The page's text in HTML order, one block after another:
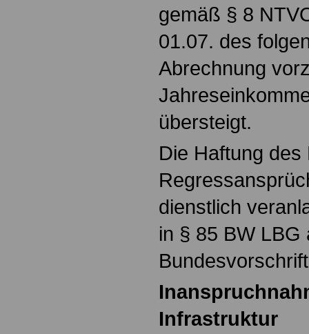
gemäß § 8
01.07. des
Abrechnung
übersteigt.
Die Haftung des
dienstlich
in § 85 BW LBG
Infrastruktur